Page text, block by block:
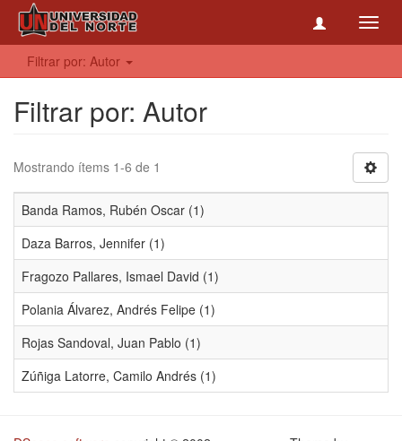
Filtrar por: Autor
Filtrar por: Autor
Mostrando ítems 1-6 de 1
Banda Ramos, Rubén Oscar (1)
Daza Barros, Jennifer (1)
Fragozo Pallares, Ismael David (1)
Polania Álvarez, Andrés Felipe (1)
Rojas Sandoval, Juan Pablo (1)
Zúñiga Latorre, Camilo Andrés (1)